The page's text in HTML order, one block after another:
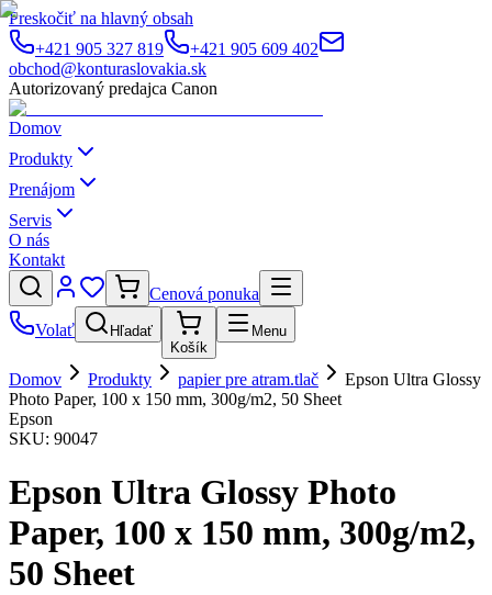
Preskočiť na hlavný obsah
+421 905 327 819
+421 905 609 402
obchod@konturaslovakia.sk
Autorizovaný predajca Canon
Domov
Produkty
Prenájom
Servis
O nás
Kontakt
Cenová ponuka
Volať
Hľadať
Košík
Menu
Domov Produkty papier pre atram.tlač
Epson Ultra Glossy
Photo Paper, 100 x 150 mm, 300g/m2, 50 Sheet
Epson
SKU: 90047
Epson Ultra Glossy Photo
Paper, 100 x 150 mm, 300g/m2,
50 Sheet